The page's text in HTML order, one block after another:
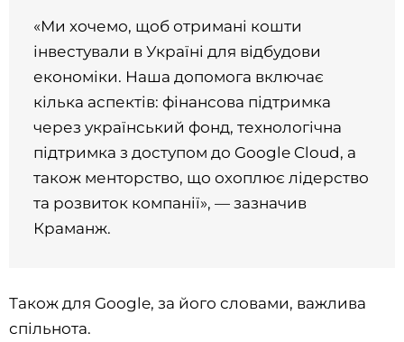
«Ми хочемо, щоб отримані кошти
інвестували в Україні для відбудови
економіки. Наша допомога включає
кілька аспектів: фінансова підтримка
через український фонд, технологічна
підтримка з доступом до Google Cloud, а
також менторство, що охоплює лідерство
та розвиток компанії», — зазначив
Краманж.
Також для Google, за його словами, важлива
спільнота.